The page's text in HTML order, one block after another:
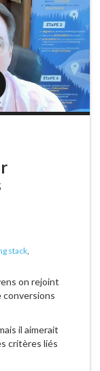
stack,
on rejoint
conversions
il aimerait
critères liés